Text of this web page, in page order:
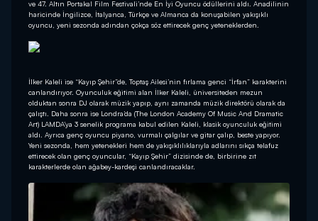
ve 47. Altın Portakal Film Festivali’nde En İyi Oyuncu ödüllerini aldı. Anadilinin
haricinde İngilizce, İtalyanca, Türkçe ve Almanca da konuşabilen yakışıklı
oyuncu, yeni sezonda adından çokça söz ettirecek genç yeteneklerden.
İlker Kaleli ise “Kayıp Şehir”de, Toptaş Ailesi’nin fırlama genci “İrfan” karakterini
canlandırıyor. Oyunculuk eğitimi alan İlker Kaleli, üniversiteden mezun
olduktan sonra DJ olarak müzik yapıp, aynı zamanda müzik direktörü olarak da
çalıştı. Daha sonra ise Londra’da (The London Academy Of Music And Dramatic
Art) LAMDA’ya 3 senelik programa kabul edilen Kaleli, klasik oyunculuk eğitimi
aldı. Ayrıca genç oyuncu piyano, vurmalı çalgılar ve gitar çalıp, beste yapıyor.
Yeni sezonda, hem yetenekleri hem de yakışıklılıklarıyla adlarını sıkça telafuz
ettirecek olan genç oyuncular, “Kayıp Şehir” dizisinde de, birbirine zıt
karakterlerde olan ağabey-kardeşi canlandıracaklar.